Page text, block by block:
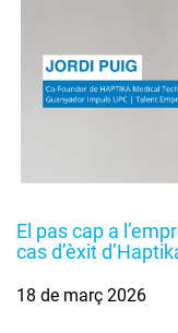
El pas cap a
cas d’èxit
18 de març 2026